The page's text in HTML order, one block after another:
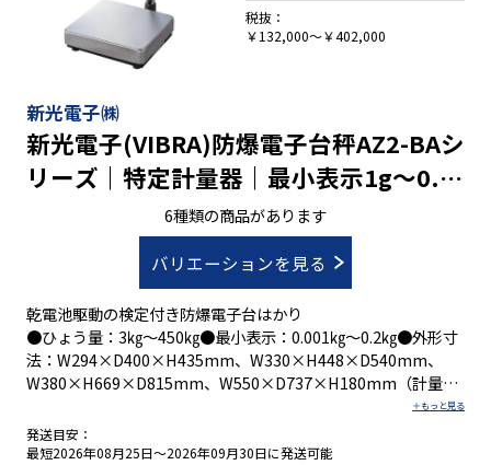
新光電子㈱
新光電子(VIBRA)防爆電子台秤AZ2-BAシ
リーズ｜特定計量器｜最小表示1g～0.2
㎏ ひょう量3㎏～450㎏
6種類の商品があります
バリエーションを見る
乾電池駆動の検定付き防爆電子台はかり
●ひょう量：3㎏～450㎏●最小表示：0.001㎏～0.2㎏●外形寸
法：W294×D400×H435mm、W330×H448×D540mm、
W380×H669×D815mm、W550×D737×H180mm（計量
部）/W294×D190×H194mm（表示部）●積載面寸法：
200×250mm、330×310mm、380×530mm、
550×700mm、
発送目安：
最短2026年08月25日～2026年09月30日に発送可能
税抜：
￥132,000～￥402,000